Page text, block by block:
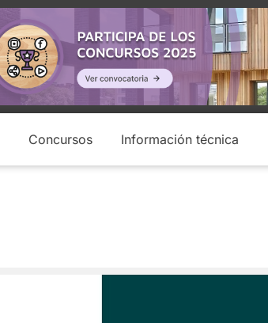
Concursos Información técnica